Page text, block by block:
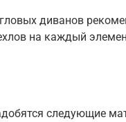
диванов
на каждый
следующие